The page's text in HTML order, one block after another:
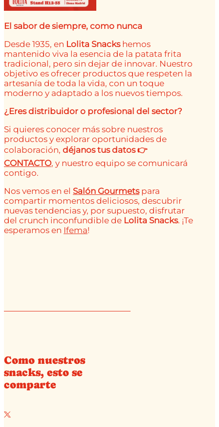
El sabor de siempre, como nunca
Desde 1935, en Lolita Snackshemos
mantenido viva la esencia de la patata frita
tradicional, pero sin dejar de innovar. Nuestro
objetivo es ofrecer productos que respeten la
artesanía de toda la vida, con un toque
moderno y adaptado a los nuevos tiempos.
¿Eres distribuidor o profesional del sector?
Si quieres conocer más sobre nuestros
productos y explorar oportunidades de
colaboración, déjanos tus datos 👉
CONTACTO, y nuestro equipo se comunicará
contigo.
Nos vemos en el Salón Gourmetspara
compartir momentos deliciosos, descubrir
nuevas tendencias y, por supuesto, disfrutar
del crunch inconfundible de Lolita Snacks. ¡Te
esperamos en Ifema!
Como nuestros
snacks, esto se
comparte